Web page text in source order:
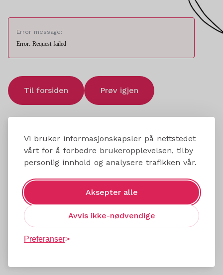
Vi bruker informasjonskapsler på nettstedet
vårt for å forbedre brukeropplevelsen, tilby
personlig innhold og analysere trafikken vår.
Aksepter alle
Avvis ikke-nødvendige
Preferanser
Error message:
Error: Request failed
Til forsiden Prøv igjen